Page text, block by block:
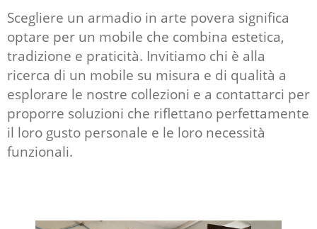
Scegliere un armadio in arte povera significa
optare per un mobile che combina estetica,
tradizione e praticità. Invitiamo chi è alla
ricerca di un mobile su misura e di qualità a
esplorare le nostre collezioni e a contattarci per
proporre soluzioni che riflettano perfettamente
il loro gusto personale e le loro necessità
funzionali.